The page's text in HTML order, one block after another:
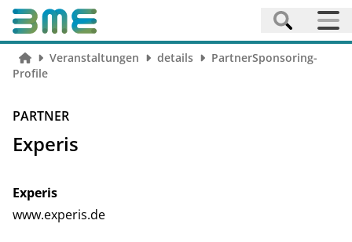
Veranstaltungen details
PartnerSponsoring-
Profile
PARTNER
Experis
Experis
www.experis.de